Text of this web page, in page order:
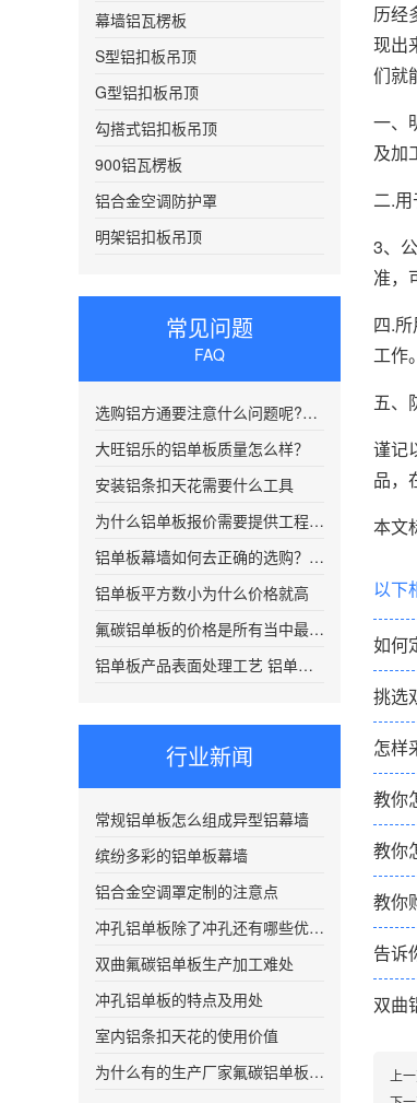
幕墙铝瓦楞板
S型铝扣板吊顶
G型铝扣板吊顶
勾搭式铝扣板吊顶
900铝瓦楞板
铝合金空调防护罩
明架铝扣板吊顶
常见问题
FAQ
选购铝方通要注意什么问题呢?铝方通吊顶安装需注意的几个方面
大旺铝乐的铝单板质量怎么样？
安装铝条扣天花需要什么工具
为什么铝单板报价需要提供工程图纸？
铝单板幕墙如何去正确的选购？铝单板幕墙安装需要注意的事项
铝单板平方数小为什么价格就高
氟碳铝单板的价格是所有当中最贵的吗
铝单板产品表面处理工艺 铝单板在喷涂前需要进行清洗处理
行业新闻
常规铝单板怎么组成异型铝幕墙
缤纷多彩的铝单板幕墙
铝合金空调罩定制的注意点
冲孔铝单板除了冲孔还有哪些优点？
双曲氟碳铝单板生产加工难处
冲孔铝单板的特点及用处
室内铝条扣天花的使用价值
为什么有的生产厂家氟碳铝单板价格很低
历经
现出
们就
一、
及加
二.
3、
准，
四.
工作。
五、
谨记
品，
本文
以下
如何
挑选
怎样
教你
教你
教你
告诉
双曲
上